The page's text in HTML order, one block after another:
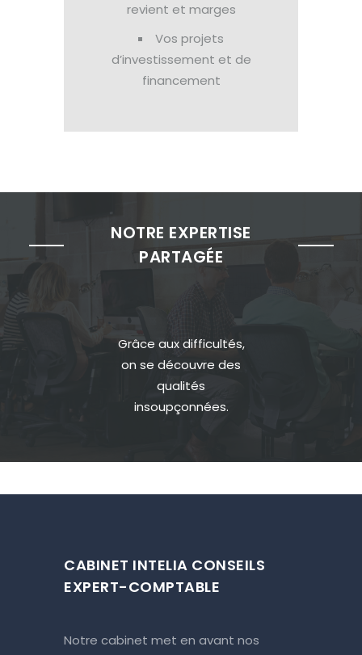
revient et marges
Vos projets
d’investissement et de
financement
NOTRE EXPERTISE
PARTAGÉE
Grâce aux difficultés,
on se découvre des
qualités
insoupçonnées.
CABINET INTELIA CONSEILS
EXPERT-COMPTABLE
Notre cabinet met en avant nos